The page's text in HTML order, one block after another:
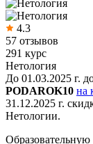
4.3
57 отзывов
291 курс
Нетология
До 01.03.2025 г.
PODAROK10 на
31.12.2025 г.
Нетологии.